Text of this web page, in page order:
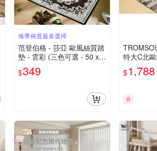
換季佈置最多選擇
范登伯格 - 莎亞 歐風絲質踏
墊 - 雲彩 (三色可選 - 50 x 7
0cm)
$349
TROMSO
特大C北
$1,788
券